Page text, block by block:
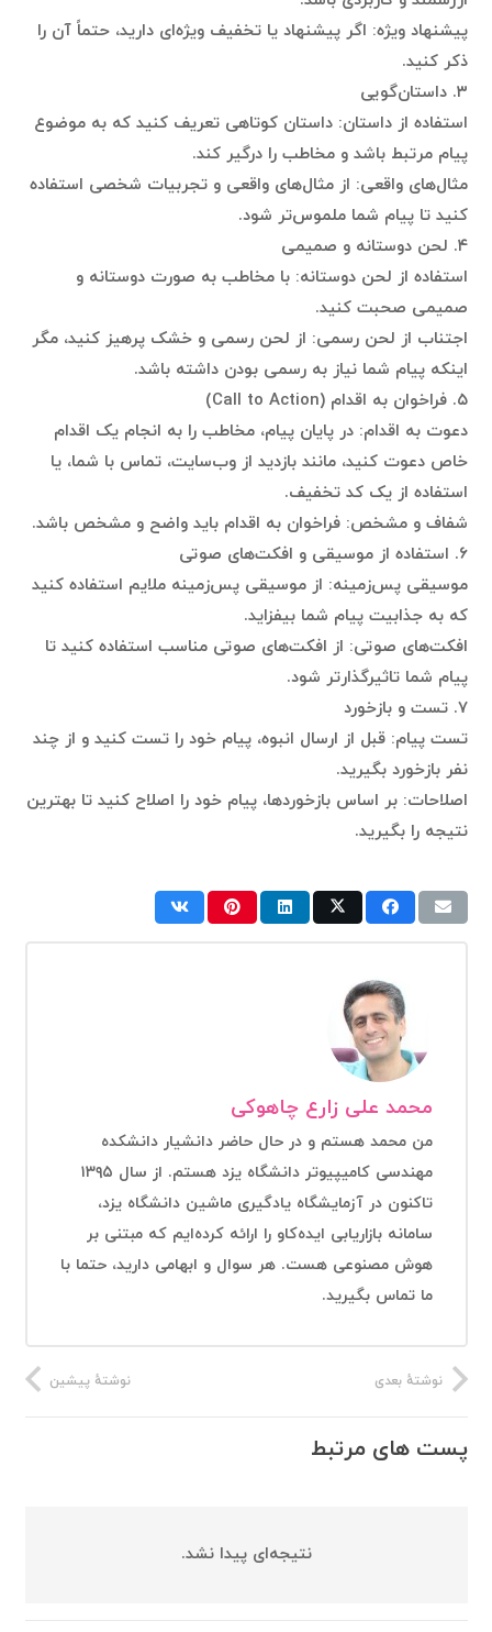
پیشنهاد ویژه: اگر پیشنهاد یا تخفیف ویژه‌ای دارید، حتماً آن را
ذکر کنید.
۳. داستان‌گویی
استفاده از داستان: داستان کوتاهی تعریف کنید که به موضوع
پیام مرتبط باشد و مخاطب را درگیر کند.
مثال‌های واقعی: از مثال‌های واقعی و تجربیات شخصی استفاده
کنید تا پیام شما ملموس‌تر شود.
۴. لحن دوستانه و صمیمی
استفاده از لحن دوستانه: با مخاطب به صورت دوستانه و
صمیمی صحبت کنید.
اجتناب از لحن رسمی: از لحن رسمی و خشک پرهیز کنید، مگر
اینکه پیام شما نیاز به رسمی بودن داشته باشد.
۵. فراخوان به اقدام (Call to Action)
دعوت به اقدام: در پایان پیام، مخاطب را به انجام یک اقدام
خاص دعوت کنید، مانند بازدید از وب‌سایت، تماس با شما، یا
استفاده از یک کد تخفیف.
شفاف و مشخص: فراخوان به اقدام باید واضح و مشخص باشد.
۶. استفاده از موسیقی و افکت‌های صوتی
موسیقی پس‌زمینه: از موسیقی پس‌زمینه ملایم استفاده کنید
که به جذابیت پیام شما بیفزاید.
افکت‌های صوتی: از افکت‌های صوتی مناسب استفاده کنید تا
پیام شما تاثیرگذارتر شود.
۷. تست و بازخورد
تست پیام: قبل از ارسال انبوه، پیام خود را تست کنید و از چند
نفر بازخورد بگیرید.
اصلاحات: بر اساس بازخوردها، پیام خود را اصلاح کنید تا بهترین
نتیجه را بگیرید.
محمد علی زارع چاهوکی
من محمد هستم و در حال حاضر دانشیار دانشکده
مهندسی کامیپیوتر دانشگاه یزد هستم. از سال ۱۳۹۵
تاکنون در آزمایشگاه یادگیری ماشین دانشگاه یزد،
سامانه بازاریابی ایده‌کاو را ارائه کرده‌ایم که مبتنی بر
هوش مصنوعی هست. هر سوال و ابهامی دارید، حتما با
ما تماس بگیرید.
نوشتهٔ پیشین نوشتهٔ بعدی
پست های مرتبط
نتیجه‌ای پیدا نشد.